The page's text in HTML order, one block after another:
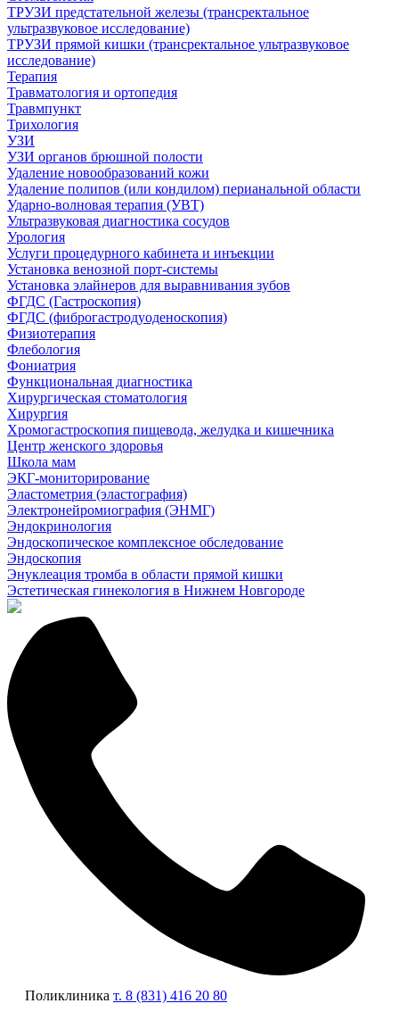
ТРУЗИ предстательной железы (трансректальное
ультразвуковое исследование)
ТРУЗИ прямой кишки (трансректальное ультразвуковое
исследование)
Терапия
Травматология и ортопедия
Травмпункт
Трихология
УЗИ
УЗИ органов брюшной полости
Удаление новообразований кожи
Удаление полипов (или кондилом) перианальной области
Ударно-волновая терапия (УВТ)
Ультразвуковая диагностика сосудов
Урология
Услуги процедурного кабинета и инъекции
Установка венозной порт-системы
Установка элайнеров для выравнивания зубов
ФГДС (Гастроскопия)
ФГДС (фиброгастродуоденоскопия)
Физиотерапия
Флебология
Фониатрия
Функциональная диагностика
Хирургическая стоматология
Хирургия
Хромогастроскопия пищевода, желудка и кишечника
Центр женского здоровья
Школа мам
ЭКГ-мониторирование
Эластометрия (эластография)
Электронейромиография (ЭНМГ)
Эндокринология
Эндоскопическое комплексное обследование
Эндоскопия
Энуклеация тромба в области прямой кишки
Эстетическая гинекология в Нижнем Новгороде
Поликлиника т. 8 (831) 416 20 80